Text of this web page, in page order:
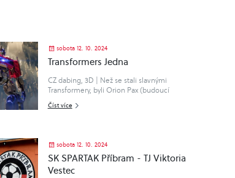
sobota 12. 10. 2024
Transformers Jedna
CZ dabing, 3D | Než se stali slavnými
Transformery, byli Orion Pax (budoucí
Optimus Prime) a D-16 (budoucí
Megatron) obyčejnými mechanickými
Číst více
sobota 12. 10. 2024
SK SPARTAK Příbram - TJ Viktoria
Vestec